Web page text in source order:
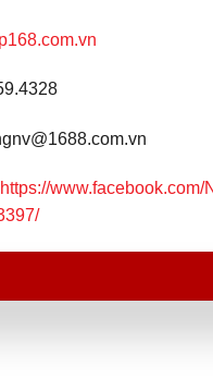
https://